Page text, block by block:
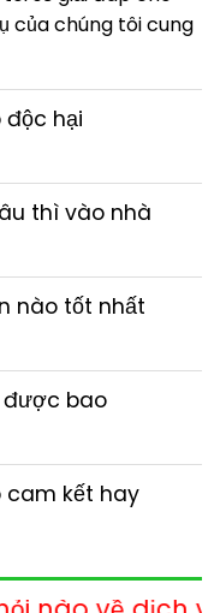
của chúng tôi cung
hại
thì vào nhà
nào tốt nhất
được bao
cam kết hay